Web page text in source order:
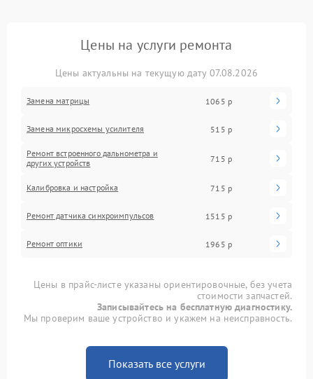
Цены на услуги ремонта
Цены актуальны на текущую дату 07.08.2026
Замена матрицы 1065 р
Замена микросхемы усилителя 515 р
Ремонт встроенного дальнометра и
других устройств
715 р
Калибровка и настройка 715 р
Ремонт датчика синхроимпульсов 1515 р
Ремонт оптики 1965 р
Цены в прайс-листе указаны ориентировочные, без учета
стоимости запчастей.
Записывайтесь на бесплатную диагностику.
Мы проверим ваше устройство и укажем на неисправность.
Показать все услуги